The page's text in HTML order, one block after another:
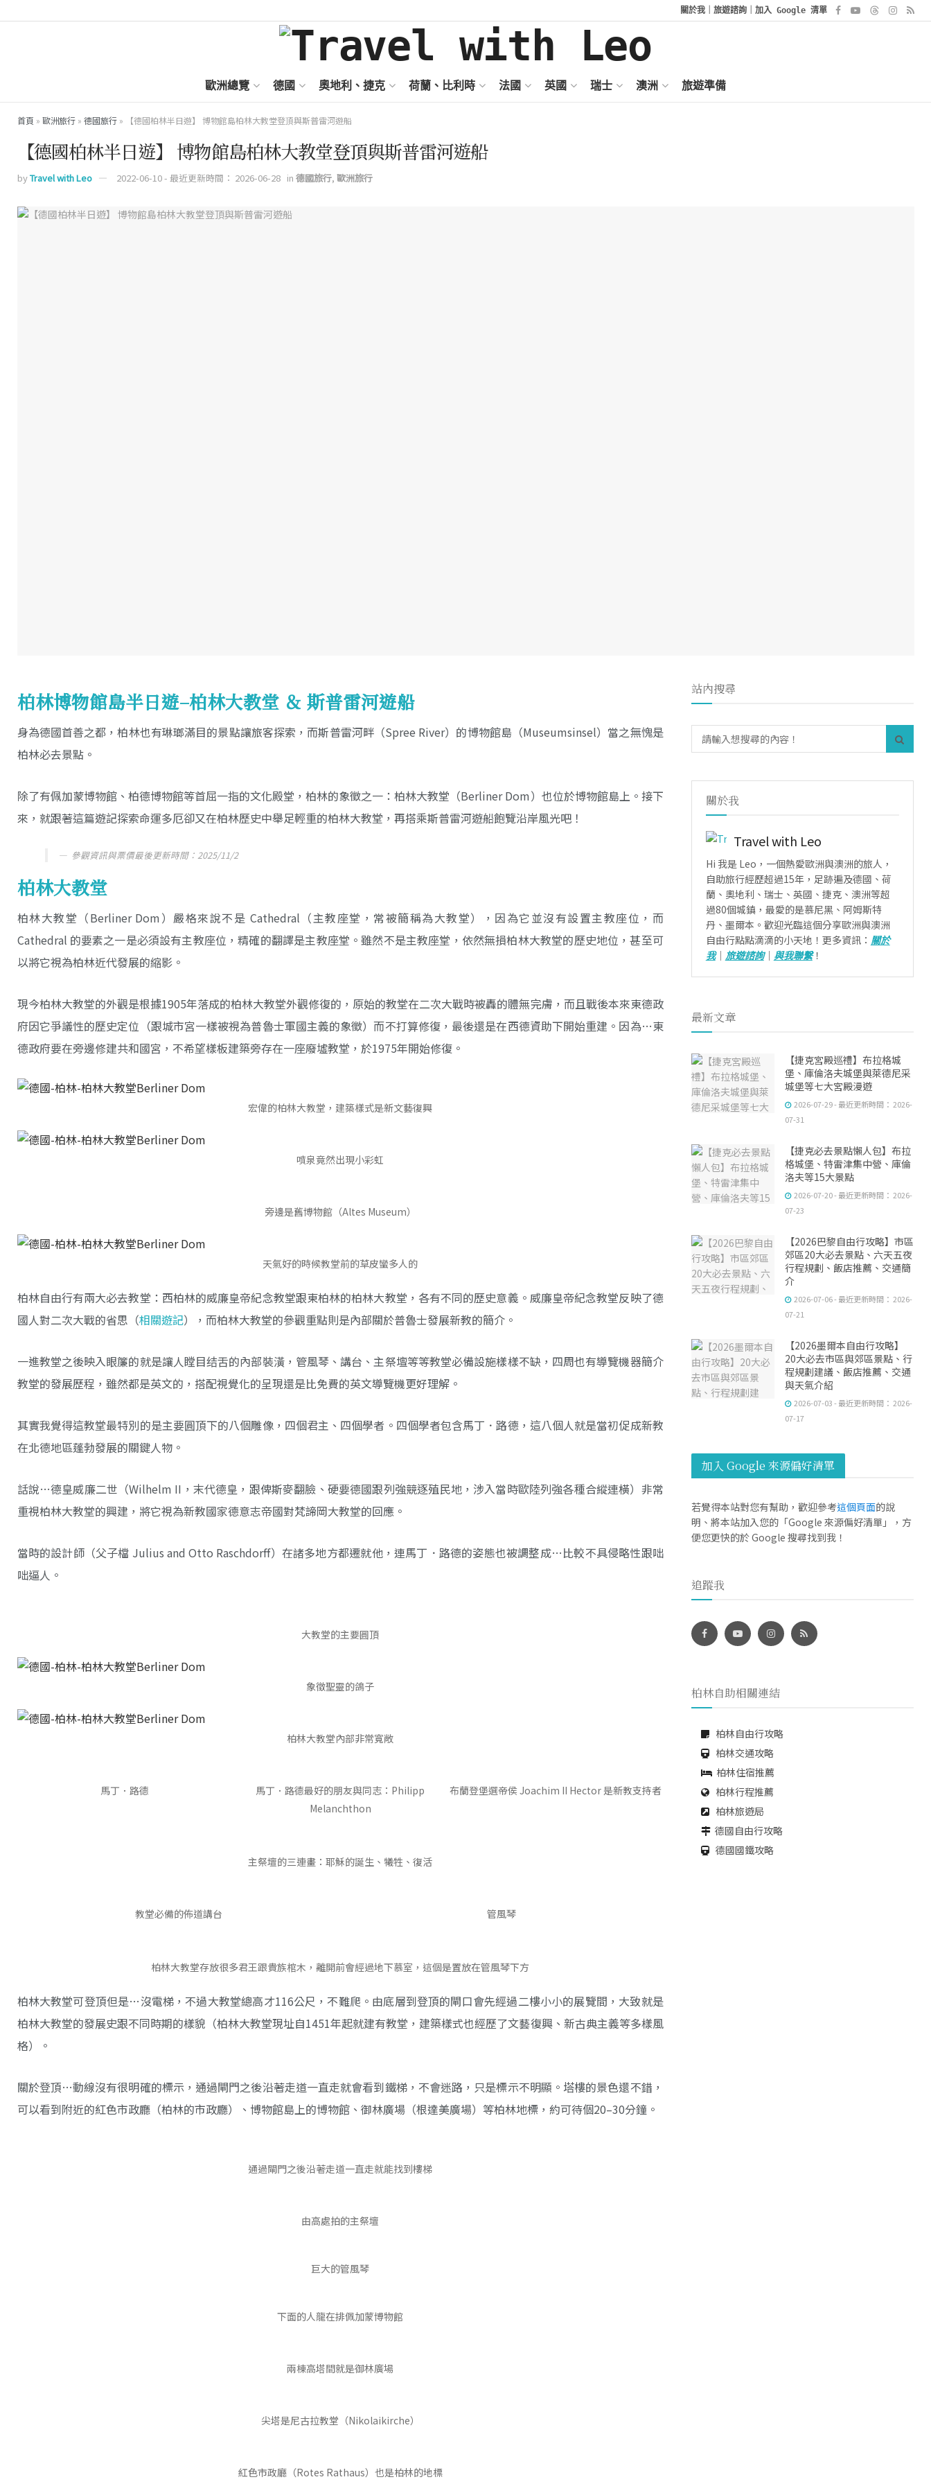
關於我 ｜旅遊諮詢 ｜加入 Google 清單
歐洲總覽 德國 奧地利、捷克 荷蘭、比利時 法國 英國 瑞士 澳洲 旅遊準備
首頁 » 歐洲旅行» 德國旅行» 【德國柏林半日遊】 博物館島柏林大教堂登頂與斯普雷河遊船
【德國柏林半日遊】 博物館島柏林大教堂登頂與斯普雷河遊船
byTravel with Leo 2022-06-10 - 最近更新時間： 2026-06-28 in 德國旅行, 歐洲旅行
柏林博物館島半日遊–柏林大教堂 ＆ 斯普雷河遊船
身為德國首善之都，柏林也有琳瑯滿目的景點讓旅客探索，而斯普雷河畔（Spree River）的博物館島（Museumsinsel）當之無愧是
柏林必去景點。
除了有佩加蒙博物館、柏德博物館等首屈一指的文化殿堂，柏林的象徵之一：柏林大教堂（Berliner Dom）也位於博物館島上。接下
來，就跟著這篇遊記探索命運多厄卻又在柏林歷史中舉足輕重的柏林大教堂，再搭乘斯普雷河遊船飽覽沿岸風光吧！
參觀資訊與票價最後更新時間：2025/11/2
柏林大教堂
柏林大教堂（Berliner Dom）嚴格來說不是 Cathedral（主教座堂，常被簡稱為大教堂），因為它並沒有設置主教座位，而
Cathedral 的要素之一是必須設有主教座位，精確的翻譯是主教座堂。雖然不是主教座堂，依然無損柏林大教堂的歷史地位，甚至可
以將它視為柏林近代發展的縮影。
現今柏林大教堂的外觀是根據1905年落成的柏林大教堂外觀修復的，原始的教堂在二次大戰時被轟的體無完膚，而且戰後本來東德政
府因它爭議性的歷史定位（跟城市宮一樣被視為普魯士軍國主義的象徵）而不打算修復，最後還是在西德資助下開始重建。因為…東
德政府要在旁邊修建共和國宮，不希望樣板建築旁存在一座廢墟教堂，於1975年開始修復。
宏偉的柏林大教堂，建築樣式是新文藝復興
噴泉竟然出現小彩虹
旁邊是舊博物館（Altes Museum）
天氣好的時候教堂前的草皮蠻多人的
柏林自由行有兩大必去教堂：西柏林的威廉皇帝紀念教堂跟東柏林的柏林大教堂，各有不同的歷史意義。威廉皇帝紀念教堂反映了德
國人對二次大戰的省思（相關遊記），而柏林大教堂的參觀重點則是內部關於普魯士發展新教的簡介。
一進教堂之後映入眼簾的就是讓人瞠目结舌的內部裝潢，管風琴、講台、主祭壇等等教堂必備設施樣樣不缺，四周也有導覽機器簡介
教堂的發展歷程，雖然都是英文的，搭配視覺化的呈現還是比免費的英文導覽機更好理解。
其實我覺得這教堂最特別的是主要圓頂下的八個雕像，四個君主、四個學者。四個學者包含馬丁．路德，這八個人就是當初促成新教
在北德地區蓬勃發展的關鍵人物。
話說…德皇威廉二世（Wilhelm II，末代德皇，跟俾斯麥翻臉、硬要德國跟列強競逐殖民地，涉入當時歐陸列強各種合縱連橫）非常
重視柏林大教堂的興建，將它視為新教國家德意志帝國對梵諦岡大教堂的回應。
當時的設計師（父子檔 Julius and Otto Raschdorff）在諸多地方都遷就他，連馬丁．路德的姿態也被調整成…比較不具侵略性跟咄
咄逼人。
大教堂的主要圓頂
象徵聖靈的鴿子
柏林大教堂內部非常寬敞
馬丁．路德
馬丁．路德最好的朋友與同志：Philipp
Melanchthon
布蘭登堡選帝侯 Joachim II Hector 是新教支持者
主祭壇的三連畫：耶穌的誕生、犧牲、復活
教堂必備的佈道講台 管風琴
柏林大教堂存放很多君王跟貴族棺木，離開前會經過地下慕室，這個是置放在管風琴下方
柏林大教堂可登頂但是…沒電梯，不過大教堂總高才116公尺，不難爬。由底層到登頂的閘口會先經過二樓小小的展覽間，大致就是
柏林大教堂的發展史跟不同時期的樣貌（柏林大教堂現址自1451年起就建有教堂，建築樣式也經歷了文藝復興、新古典主義等多樣風
格）。
關於登頂…動線沒有很明確的標示，通過閘門之後沿著走道一直走就會看到鐵梯，不會迷路，只是標示不明顯。塔樓的景色還不錯，
可以看到附近的紅色市政廳（柏林的市政廳）、博物館島上的博物館、御林廣場（根達美廣場）等柏林地標，約可待個20–30分鐘。
通過閘門之後沿著走道一直走就能找到樓梯
由高處拍的主祭壇
巨大的管風琴
下面的人龍在排佩加蒙博物館
兩棟高塔間就是御林廣場
尖塔是尼古拉教堂（Nikolaikirche）
紅色市政廳（Rotes Rathaus）也是柏林的地標
站內搜尋
關於我
Travel with Leo
Hi 我是 Leo，一個熱愛歐洲與澳洲的旅人，
自助旅行經歷超過15年，足跡遍及德國、荷
蘭、奧地利、瑞士、英國、捷克、澳洲等超
過80個城鎮，最愛的是慕尼黑、阿姆斯特
丹、墨爾本。歡迎光臨這個分享歐洲與澳洲
自由行點點滴滴的小天地！更多資訊： 關於
我｜ 旅遊諮詢｜ 與我聯繫！
最新文章
【捷克宮殿巡禮】布拉格城
堡、庫倫洛夫城堡與萊德尼采
城堡等七大宮殿漫遊
2026-07-29 - 最近更新時間： 2026-
07-31
【捷克必去景點懶人包】布拉
格城堡、特雷津集中營、庫倫
洛夫等15大景點
2026-07-20 - 最近更新時間： 2026-
07-23
【2026巴黎自由行攻略】市區
郊區20大必去景點、六天五夜
行程規劃、飯店推薦、交通簡
介
2026-07-06 - 最近更新時間： 2026-
07-21
【2026墨爾本自由行攻略】
20大必去市區與郊區景點、行
程規劃建議、飯店推薦、交通
與天氣介紹
2026-07-03 - 最近更新時間： 2026-
07-17
加入 Google 來源偏好清單
若覺得本站對您有幫助，歡迎參考這個頁面的說
明、將本站加入您的「Google 來源偏好清單」，方
便您更快的於 Google 搜尋找到我！
追蹤我
柏林自助相關連結
柏林自由行攻略
柏林交通攻略
柏林住宿推薦
柏林行程推薦
柏林旅遊局
德國自由行攻略
德國國鐵攻略